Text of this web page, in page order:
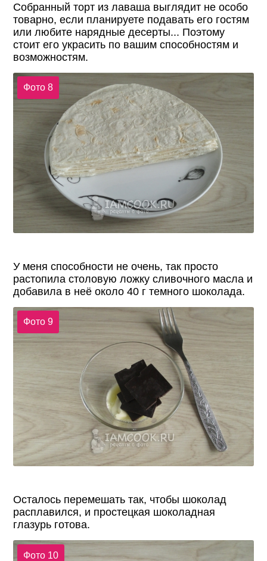
Собранный торт из лаваша выглядит не особо
товарно, если планируете подавать его гостям
или любите нарядные десерты... Поэтому
стоит его украсить по вашим способностям и
возможностям.
Фото 8
У меня способности не очень, так просто
растопила столовую ложку сливочного масла и
добавила в неё около 40 г темного шоколада.
Фото 9
Осталось перемешать так, чтобы шоколад
расплавился, и простецкая шоколадная
глазурь готова.
Фото 10